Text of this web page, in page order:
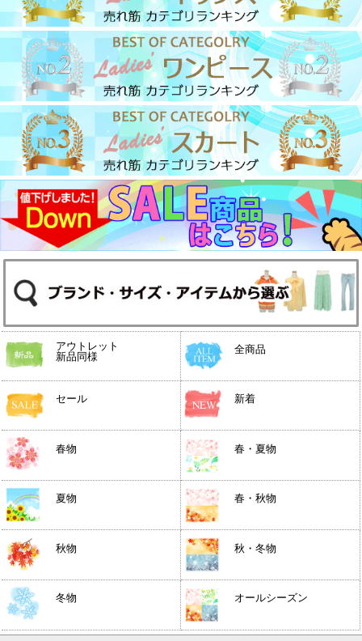
アウトレット
新品同様
全商品
セール 新着
春物 春・夏物
夏物 春・秋物
秋物 秋・冬物
冬物 オールシーズン